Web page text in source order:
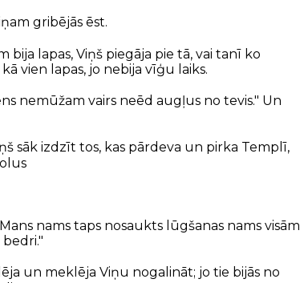
gribējās ēst.
lapas, Viņš piegāja pie tā, vai tanī ko
vien lapas, jo nebija vīģu laiks.
nemūžam vairs neēd augļus no tevis." Un
sāk izdzīt tos, kas pārdeva un pirka Templī,
nams taps nosaukts lūgšanas nams visām
un meklēja Viņu nogalināt; jo tie bijās no